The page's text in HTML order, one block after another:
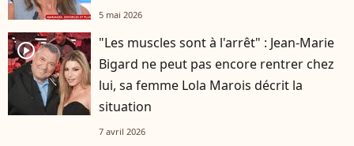
5 mai 2026
player2
"Les muscles sont à l'arrêt" : Jean-Marie
Bigard ne peut pas encore rentrer chez
lui, sa femme Lola Marois décrit la
situation
7 avril 2026